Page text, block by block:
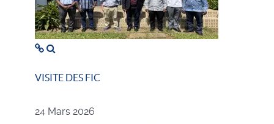
VISITE DES FIC
24 Mars 2026